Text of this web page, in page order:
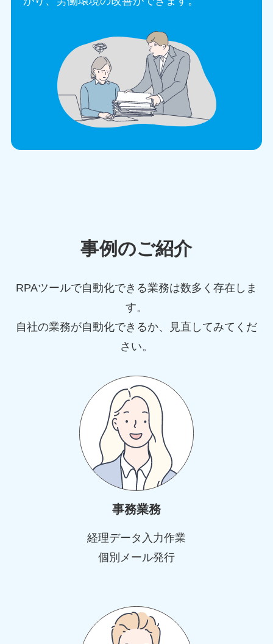
事例のご紹介
RPAツールで自動化できる業務は数多く存在しま
す。
自社の業務が自動化できるか、見直してみてくだ
さい。
事務業務
経理データ入力作業
個別メール発行